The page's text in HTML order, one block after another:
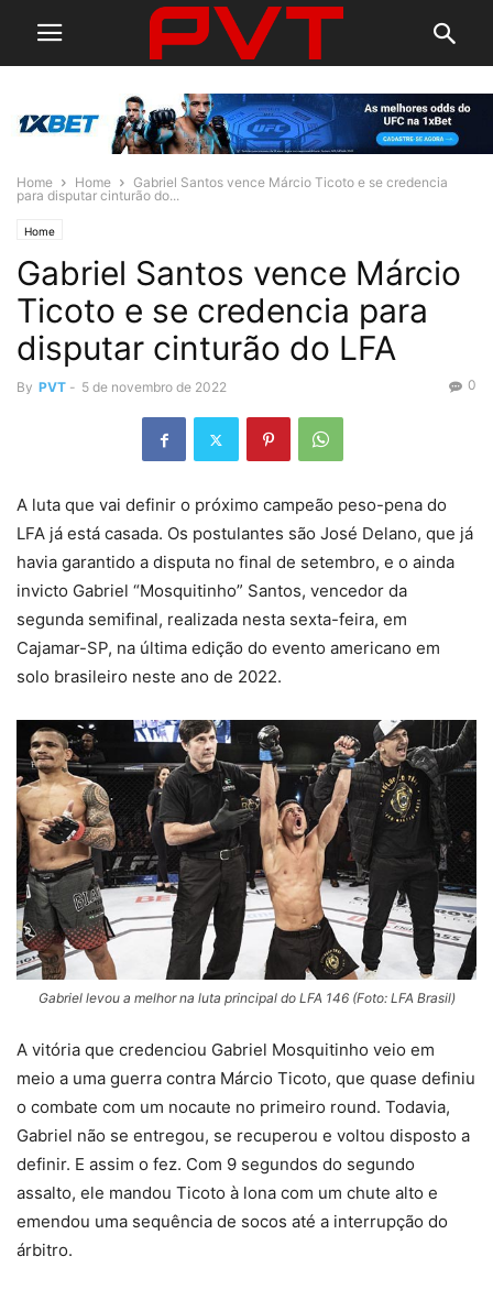
Home Home
Gabriel Santos vence Márcio Ticoto e se credencia
para disputar cinturão do...
Home
Gabriel Santos vence Márcio
Ticoto e se credencia para
disputar cinturão do LFA
By PVT - 5 de novembro de 2022 0
A luta que vai definir o próximo campeão peso-pena do
LFA já está casada. Os postulantes são José Delano, que já
havia garantido a disputa no final de setembro, e o ainda
invicto Gabriel “Mosquitinho” Santos, vencedor da
segunda semifinal, realizada nesta sexta-feira, em
Cajamar-SP, na última edição do evento americano em
solo brasileiro neste ano de 2022.
Gabriel levou a melhor na luta principal do LFA 146 (Foto: LFA Brasil)
A vitória que credenciou Gabriel Mosquitinho veio em
meio a uma guerra contra Márcio Ticoto, que quase definiu
o combate com um nocaute no primeiro round. Todavia,
Gabriel não se entregou, se recuperou e voltou disposto a
definir. E assim o fez. Com 9 segundos do segundo
assalto, ele mandou Ticoto à lona com um chute alto e
emendou uma sequência de socos até a interrupção do
árbitro.